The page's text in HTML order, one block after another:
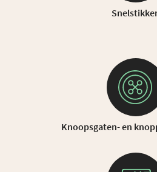
Knoopsgaten- en